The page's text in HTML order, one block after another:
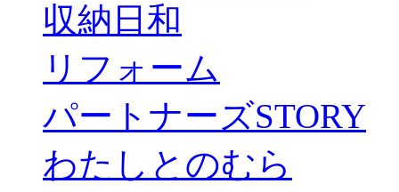
収納日和
リフォーム
パートナーズSTORY
わたしとのむら